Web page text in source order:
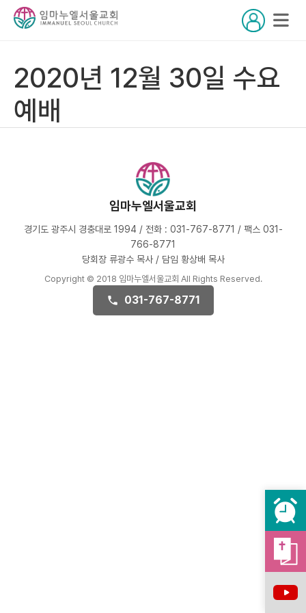
2020년 12월 30일 수요
예배
임마누엘서울교회
경기도 광주시 경충대로 1994 / 전화 : 031-767-8771 / 팩스 031-
766-8771
당회장 류광수 목사 / 담임 황상배 목사
Copyright © 2018 임마누엘서울교회 All Rights Reserved.
031-767-8771